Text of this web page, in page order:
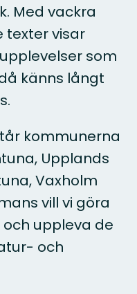
Med vackra
texter visar
som
känns långt
kommunerna
Upplands
Vaxholm
vill vi göra
uppleva de
och